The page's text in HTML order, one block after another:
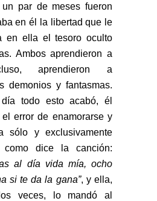
par de meses fueron
en él la libertad que le
en ella el tesoro oculto
Ambos aprendieron a
aprendieron a
demonios y fantasmas.
todo esto acabó, él
error de enamorarse y
sólo y exclusivamente
dice la canción:
al día vida mía, ocho
si te da la gana”, y ella,
veces, lo mandó al